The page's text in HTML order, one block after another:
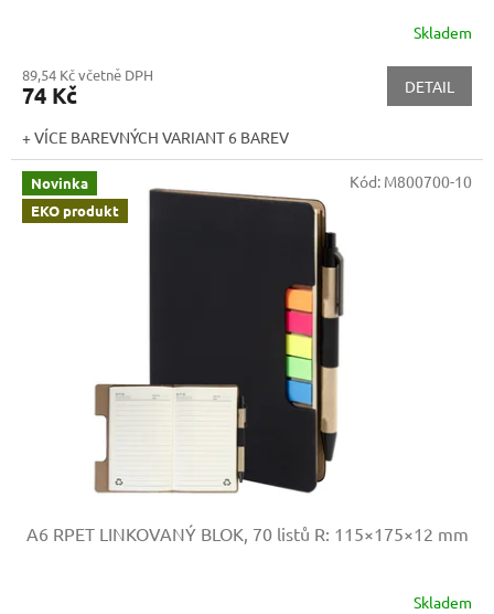
Skladem
89,54 Kč včetně DPH
74 Kč DETAIL
+ VÍCE BAREVNÝCH VARIANT 6 BAREV
Novinka
EKO produkt
A6 RPET LINKOVANÝ BLOK, 70 listů R: 115×175×12 mm
Skladem
Kód: M800700-10